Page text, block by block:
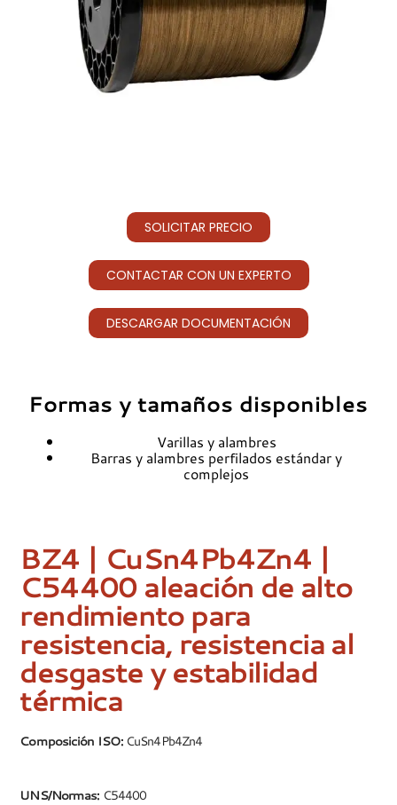
SOLICITAR PRECIO
CONTACTAR CON UN EXPERTO
DESCARGAR DOCUMENTACIÓN
Formas y tamaños disponibles
Varillas y alambres
Barras y alambres perfilados estándar y
complejos
BZ4 | CuSn4Pb4Zn4 |
C54400 aleación de alto
rendimiento para
resistencia, resistencia al
desgaste y estabilidad
térmica
Composición ISO: CuSn4Pb4Zn4
UNS/Normas: C54400